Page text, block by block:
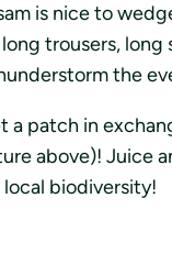
is nice to
trousers,
the
patch in
above)! Juice
biodiversity!